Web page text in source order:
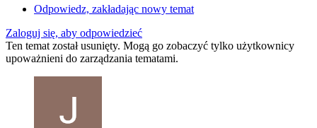
Odpowiedz, zakładając nowy temat
Zaloguj się, aby odpowiedzieć
Ten temat został usunięty. Mogą go zobaczyć tylko użytkownicy
upoważnieni do zarządzania tematami.